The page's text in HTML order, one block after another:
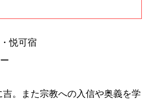
悦可宿
。また宗教への入信や奥義を学